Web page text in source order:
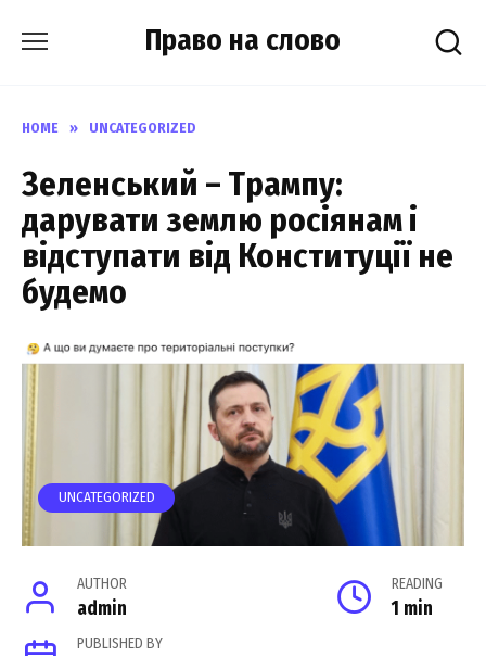
Право на слово
HOME » UNCATEGORIZED
Зеленський – Трампу:
дарувати землю росіянам і
відступати від Конституції не
будемо
UNCATEGORIZED
AUTHOR
admin
READING
1 min
PUBLISHED BY